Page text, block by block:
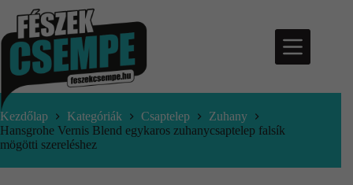
Kezdőlap Kategóriák Csaptelep
Zuhany
Hansgrohe Vernis Blend egykaros zuhanycsaptelep falsík
mögötti szereléshez